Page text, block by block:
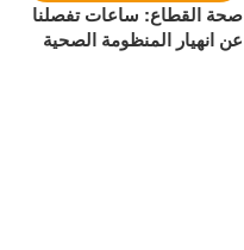
صحة القطاع: ساعات تفصلنا
عن انهيار المنظومة الصحية